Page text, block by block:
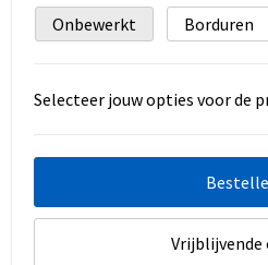
Autotassen
Onbewerkt
Borduren
Selecteer jouw opties voor de
Vrijblijvende